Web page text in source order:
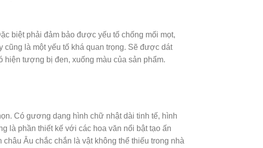
biệt phải đảm bảo được yếu tố chống mối mọt,
là một yếu tố khá quan trọng. Sẽ được dát
hiện tượng bị đen, xuống màu của sản phẩm.
Có gương dạng hình chữ nhật dài tinh tế, hình
là phần thiết kế với các hoa văn nổi bật tạo ấn
Âu chắc chắn là vật không thể thiếu trong nhà